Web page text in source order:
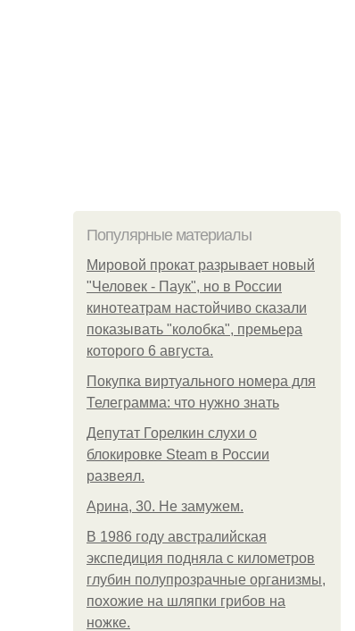
Популярные материалы
Мировой прокат разрывает новый
"Человек - Паук", но в России
кинотеатрам настойчиво сказали
показывать "колобка", премьера
которого 6 августа.
Покупка виртуального номера для
Телеграмма: что нужно знать
Депутат Горелкин слухи о
блокировке Steam в России
развеял.
Арина, 30. Не замужем.
В 1986 году австралийская
экспедиция подняла с километров
глубин полупрозрачные организмы,
похожие на шляпки грибов на
ножке.